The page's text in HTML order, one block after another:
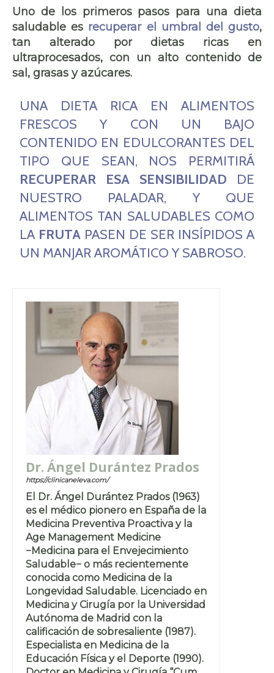
Uno de los primeros pasos para una dieta
saludable es recuperar el umbral del gusto,
tan alterado por dietas ricas en
ultraprocesados, con un alto contenido de
sal, grasas y azúcares.
UNA DIETA RICA EN ALIMENTOS
FRESCOS Y CON UN BAJO
CONTENIDO EN EDULCORANTES DEL
TIPO QUE SEAN, NOS PERMITIRÁ
RECUPERAR ESA SENSIBILIDAD DE
NUESTRO PALADAR, Y QUE
ALIMENTOS TAN SALUDABLES COMO
LA FRUTA PASEN DE SER INSÍPIDOS A
UN MANJAR AROMÁTICO Y SABROSO.
Dr. Ángel Durántez Prados
https://clinicaneleva.com/
El Dr. Ángel Durántez Prados (1963)
es el médico pionero en España de la
Medicina Preventiva Proactiva y la
Age Management Medicine
−Medicina para el Envejecimiento
Saludable− o más recientemente
conocida como Medicina de la
Longevidad Saludable. Licenciado en
Medicina y Cirugía por la Universidad
Autónoma de Madrid con la
calificación de sobresaliente (1987).
Especialista en Medicina de la
Educación Física y el Deporte (1990).